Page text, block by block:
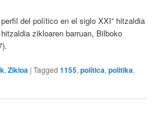
del político en el siglo XXI” hitzaldia
zikloaren barruan, Bilboko
,Zikloa |Tagged 1155,política,politika,